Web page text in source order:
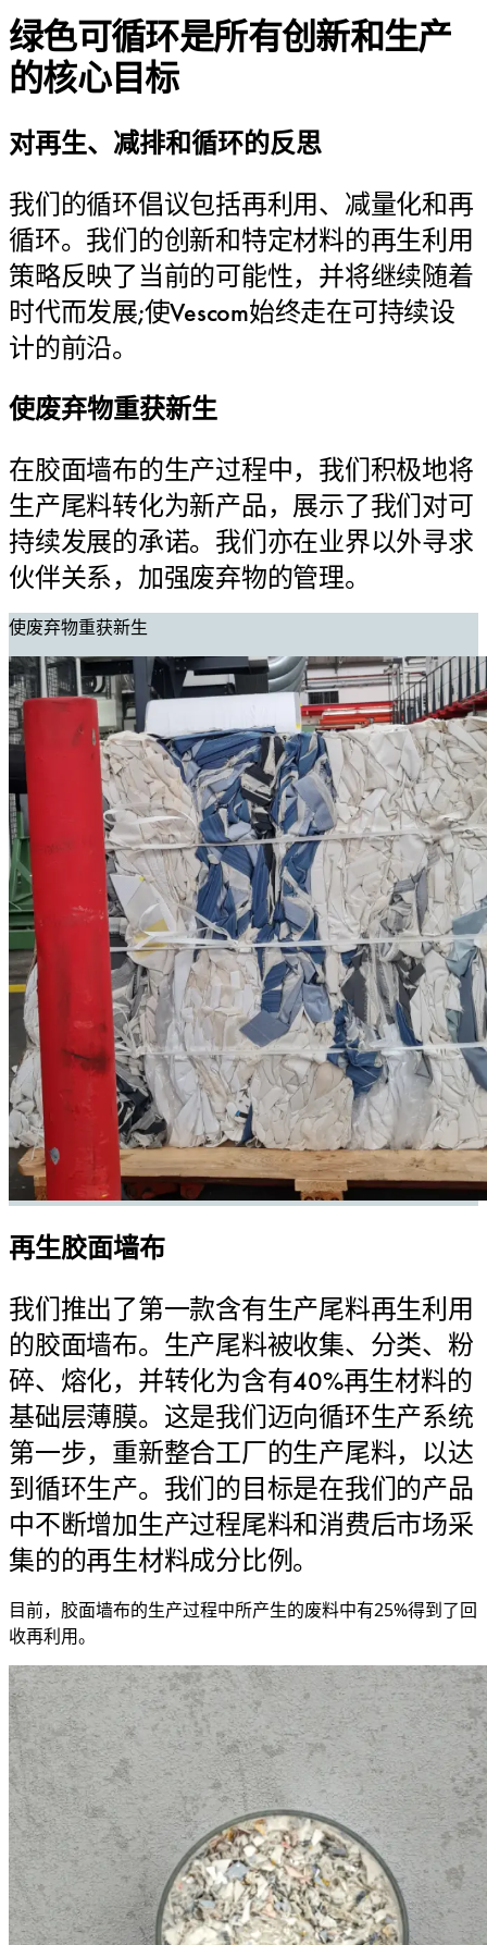
绿色可循环是所有创新和生产
的核心目标
对再生、减排和循环的反思
我们的循环倡议包括再利用、减量化和再
循环。我们的创新和特定材料的再生利用
策略反映了当前的可能性，并将继续随着
时代而发展;使Vescom始终走在可持续设
计的前沿。
使废弃物重获新生
在胶面墙布的生产过程中，我们积极地将
生产尾料转化为新产品，展示了我们对可
持续发展的承诺。我们亦在业界以外寻求
伙伴关系，加强废弃物的管理。
使废弃物重获新生
再生胶面墙布
我们推出了第一款含有生产尾料再生利用
的胶面墙布。生产尾料被收集、分类、粉
碎、熔化，并转化为含有40%再生材料的
基础层薄膜。这是我们迈向循环生产系统
第一步，重新整合工厂的生产尾料，以达
到循环生产。我们的目标是在我们的产品
中不断增加生产过程尾料和消费后市场采
集的的再生材料成分比例。
目前，胶面墙布的生产过程中所产生的废料中有25%得到了回
收再利用。